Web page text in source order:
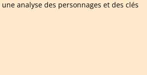
analyse des personnages et des clés